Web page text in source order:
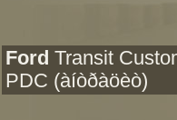
Ford Transit
PDC (àíòðàöèò)